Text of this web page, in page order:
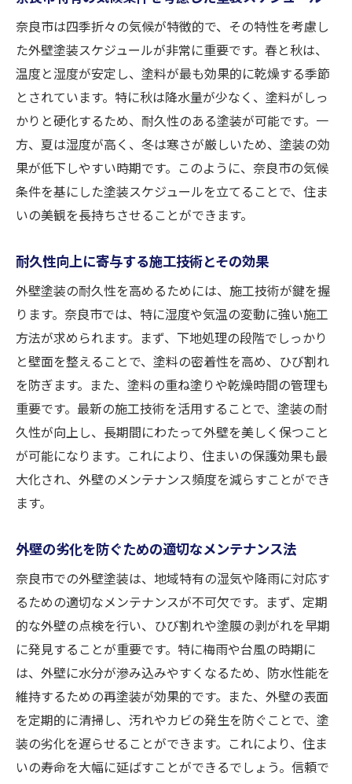
奈良市は四季折々の気候が特徴的で、その特性を考慮し
た外壁塗装スケジュールが非常に重要です。春と秋は、
温度と湿度が安定し、塗料が最も効果的に乾燥する季節
とされています。特に秋は降水量が少なく、塗料がしっ
かりと硬化するため、耐久性のある塗装が可能です。一
方、夏は湿度が高く、冬は寒さが厳しいため、塗装の効
果が低下しやすい時期です。このように、奈良市の気候
条件を基にした塗装スケジュールを立てることで、住ま
いの美観を長持ちさせることができます。
耐久性向上に寄与する施工技術とその効果
外壁塗装の耐久性を高めるためには、施工技術が鍵を握
ります。奈良市では、特に湿度や気温の変動に強い施工
方法が求められます。まず、下地処理の段階でしっかり
と壁面を整えることで、塗料の密着性を高め、ひび割れ
を防ぎます。また、塗料の重ね塗りや乾燥時間の管理も
重要です。最新の施工技術を活用することで、塗装の耐
久性が向上し、長期間にわたって外壁を美しく保つこと
が可能になります。これにより、住まいの保護効果も最
大化され、外壁のメンテナンス頻度を減らすことができ
ます。
外壁の劣化を防ぐための適切なメンテナンス法
奈良市での外壁塗装は、地域特有の湿気や降雨に対応す
るための適切なメンテナンスが不可欠です。まず、定期
的な外壁の点検を行い、ひび割れや塗膜の剥がれを早期
に発見することが重要です。特に梅雨や台風の時期に
は、外壁に水分が滲み込みやすくなるため、防水性能を
維持するための再塗装が効果的です。また、外壁の表面
を定期的に清掃し、汚れやカビの発生を防ぐことで、塗
装の劣化を遅らせることができます。これにより、住ま
いの寿命を大幅に延ばすことができるでしょう。信頼で